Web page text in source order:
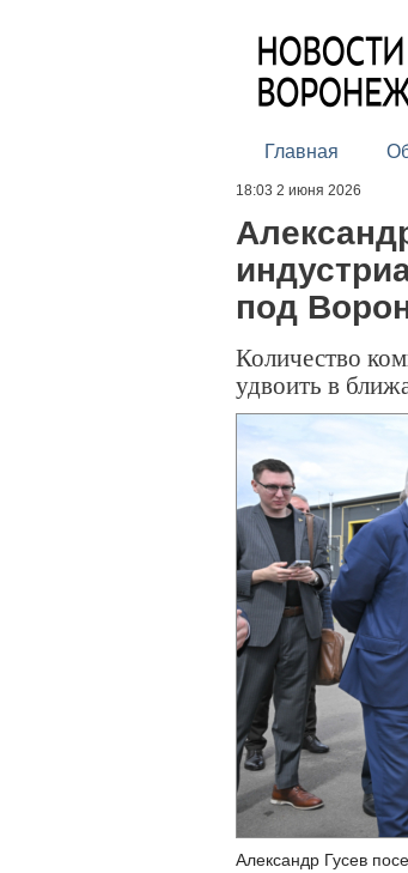
Главная
18:03 2 июня 2026
под
Количество
удвоить в
Александр Гусев